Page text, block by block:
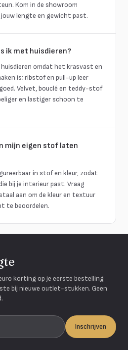
Kom in de showroom
jouw lengte en gewicht past.
ik met huisdieren?
omdat het krasvast en
is; ribstof en pull-up leer
Velvet, bouclé en teddy-stof
en lastiger schoon te
mijn eigen stof laten
in stof en kleur, zodat
bij je interieur past. Vraag
aan om de kleur en textuur
te beoordelen.
korting op je eerste bestelling
bij nieuwe outlet-stukken. Geen
Inschrijven